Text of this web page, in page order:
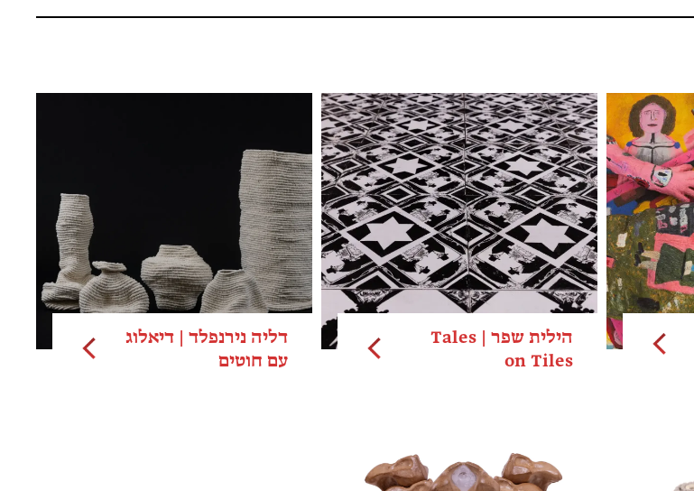
הילית שפר | Tales
on Tiles
דליה נירנפלד | דיאלוג
עם חוטים